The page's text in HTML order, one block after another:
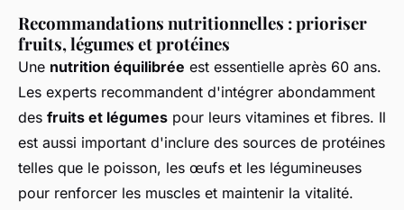
Recommandations nutritionnelles : prioriser
fruits, légumes et protéines
Une nutrition équilibrée est essentielle après 60 ans.
Les experts recommandent d'intégrer abondamment
des fruits et légumes pour leurs vitamines et fibres. Il
est aussi important d'inclure des sources de protéines
telles que le poisson, les œufs et les légumineuses
pour renforcer les muscles et maintenir la vitalité.